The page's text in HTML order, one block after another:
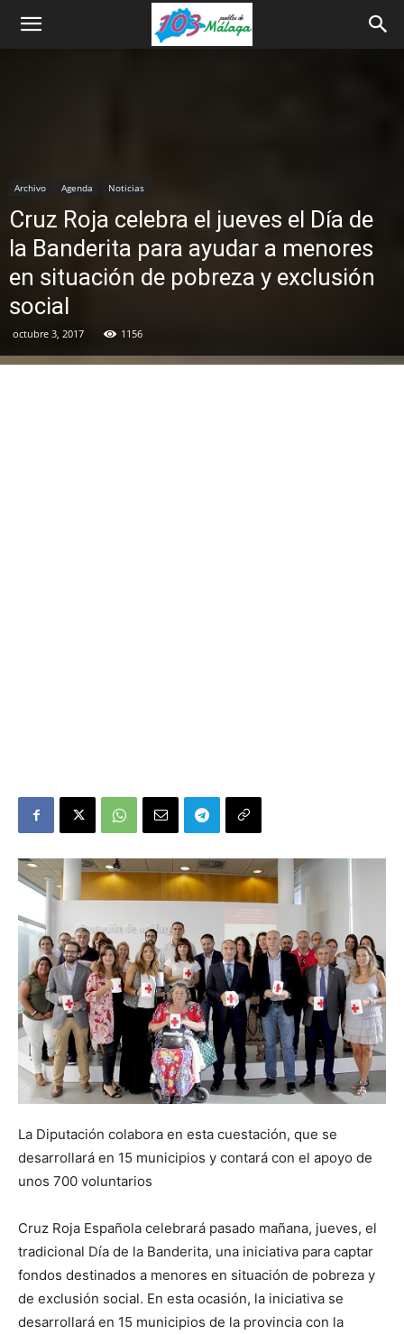
Archivo Agenda Noticias
Cruz Roja celebra el jueves el Día de
la Banderita para ayudar a menores
en situación de pobreza y exclusión
social
octubre 3, 2017 1156
La Diputación colabora en esta cuestación, que se
desarrollará en 15 municipios y contará con el apoyo de
unos 700 voluntarios
Cruz Roja Española celebrará pasado mañana, jueves, el
tradicional Día de la Banderita, una iniciativa para captar
fondos destinados a menores en situación de pobreza y
de exclusión social. En esta ocasión, la iniciativa se
desarrollará en 15 municipios de la provincia con la